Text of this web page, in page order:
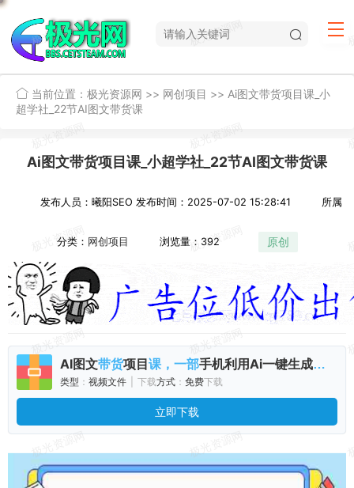
当前位置： 极光资源网 >> 网创项目 >> Ai图文带货项目课_小
超学社_22节AI图文带货课
Ai图文带货项目课_小超学社_22节AI图文带货课
发布人员：曦阳SEO 发布时间：2025-07-02 15:28:41 所属
分类： 网创项目 浏览量：392 原创
AI图文带货项目课，一部手机利用Ai一键生成原
类型 ： 视频文件 下载方式 ： 免费下载
立即下载